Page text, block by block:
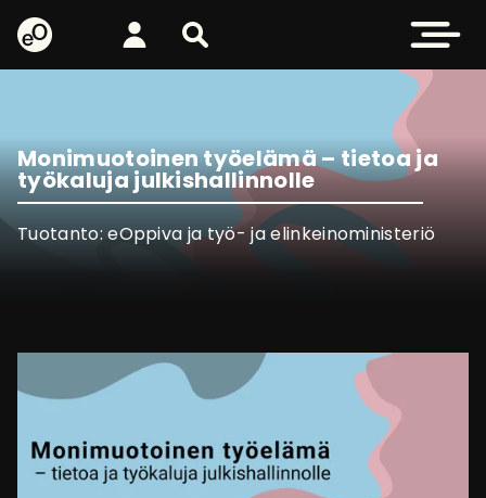
eOppiva - Etusivulle
Kirjaudu Etsi sivustolta Avaa
Monimuotoinen työelämä – tietoa ja
työkaluja julkishallinnolle
Tuotanto: eOppiva ja työ- ja elinkeinoministeriö